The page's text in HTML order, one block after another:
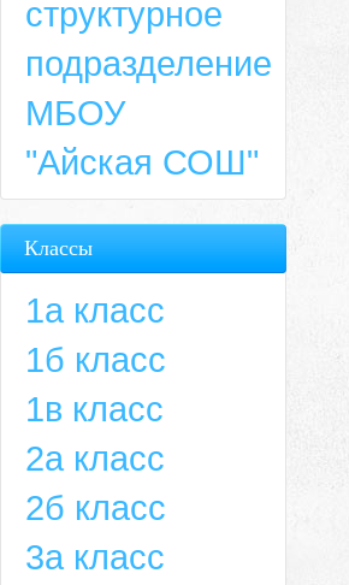
структурное
подразделение
МБОУ
"Айская СОШ"
Классы
1а класс
1б класс
1в класс
2а класс
2б класс
3а класс